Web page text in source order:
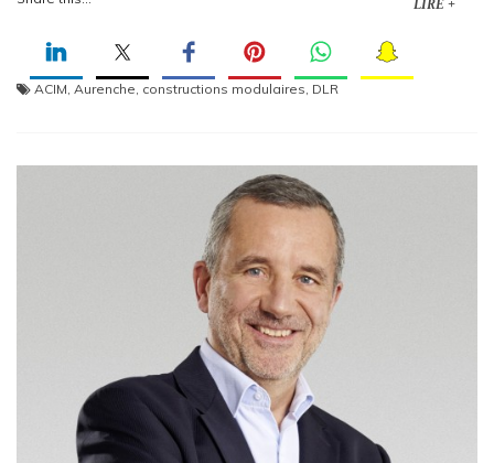
LIRE +
ACIM, Aurenche, constructions modulaires, DLR